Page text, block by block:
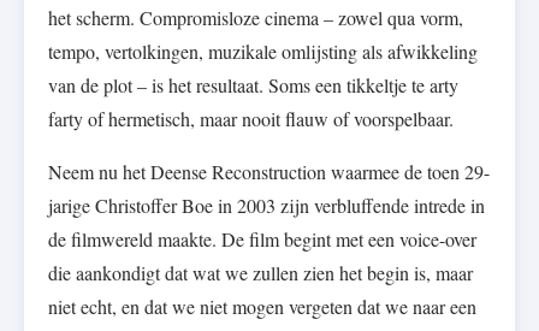
het scherm. Compromisloze cinema – zowel qua vorm,
tempo, vertolkingen, muzikale omlijsting als afwikkeling
van de plot – is het resultaat. Soms een tikkeltje te arty
farty of hermetisch, maar nooit flauw of voorspelbaar.
Neem nu het Deense Reconstruction waarmee de toen 29-
jarige Christoffer Boe in 2003 zijn verbluffende intrede in
de filmwereld maakte. De film begint met een voice-over
die aankondigt dat wat we zullen zien het begin is, maar
niet echt, en dat we niet mogen vergeten dat we naar een